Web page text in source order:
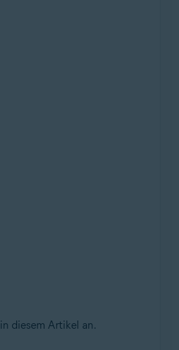
in diesem Artikel an.